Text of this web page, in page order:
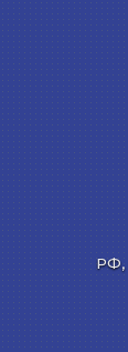
РФ,